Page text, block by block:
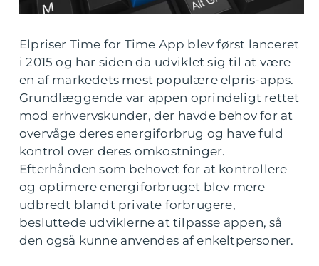
Elpriser Time for Time App blev først lanceret
i 2015 og har siden da udviklet sig til at være
en af markedets mest populære elpris-apps.
Grundlæggende var appen oprindeligt rettet
mod erhvervskunder, der havde behov for at
overvåge deres energiforbrug og have fuld
kontrol over deres omkostninger.
Efterhånden som behovet for at kontrollere
og optimere energiforbruget blev mere
udbredt blandt private forbrugere,
besluttede udviklerne at tilpasse appen, så
den også kunne anvendes af enkeltpersoner.